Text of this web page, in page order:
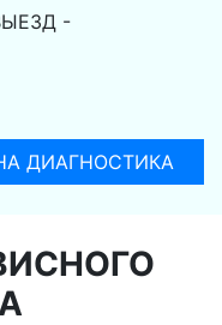
-
ДИАГНОСТИКА